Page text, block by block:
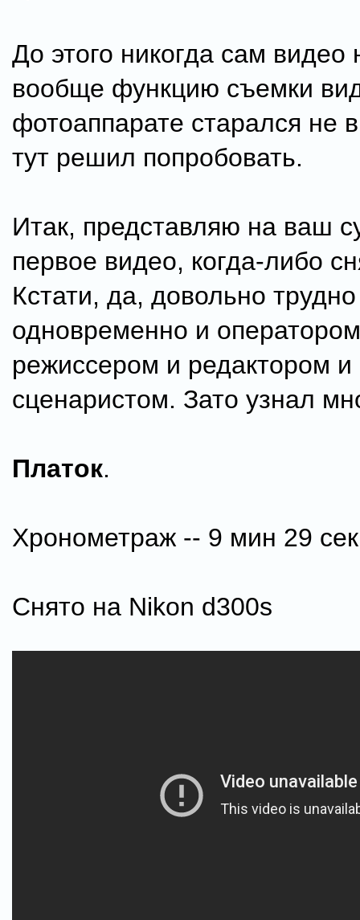
До этого никогда сам
вообще функцию съемки
фотоаппарате старался не
тут решил попробовать.
Итак, представляю на ваш
первое видео, когда-либо
Кстати, да, довольно
одновременно и
режиссером и редактором и
сценаристом. Зато узнал
Платок.
Хронометраж -- 9 мин 29 сек
Снято на Nikon d300s